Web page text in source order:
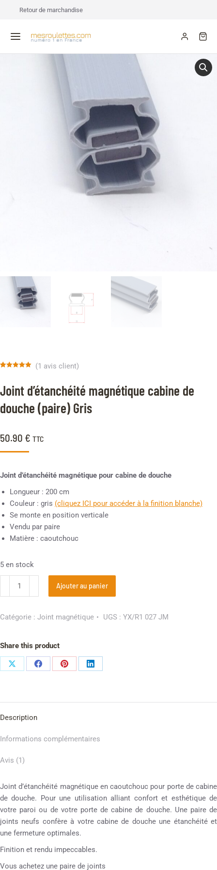
Retour de marchandise
Joint d’étanchéité magnétique cabine de
douche (paire) Gris
50.90 € TTC
surnotation
client
(1 avis client)
Joint d’étanchéité magnétique pour cabine de douche
Longueur : 200 cm
Couleur : gris (cliquez ICI pour accéder à la finition blanche)
Se monte en position verticale
Vendu par paire
Matière : caoutchouc
5 en stock
Ajouter au panier
Catégorie : Joint magnétique UGS : YX/R1 027 JM
Share this product
Description
Informations complémentaires
Avis (1)
Joint d’étanchéité magnétique en caoutchouc pour porte de cabine
de douche. Pour une utilisation alliant confort et esthétique de
votre paroi ou de votre porte de cabine de douche. Une paire de
joints neufs confère à votre cabine de douche une étanchéité et
une fermeture optimales.
Finition et rendu impeccables.
Vous achetez une paire de joints